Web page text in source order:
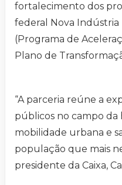
fortalecimento dos
federal Nova Indústria
(Programa de
Plano de
“A parceria reúne a
públicos no campo
mobilidade urbana e
população que mais
presidente da Caixa,